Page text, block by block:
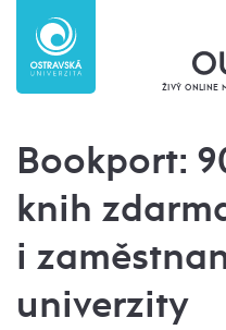
ŽIVÝ ONLINE
Bookport:
knih
i
univerzity